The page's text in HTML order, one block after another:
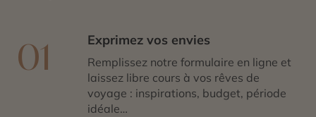
01 Exprimez vos envies
Remplissez notre formulaire en ligne et
laissez libre cours à vos rêves de
voyage : inspirations, budget, période
idéale…